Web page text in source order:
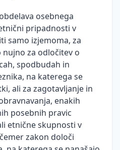
osebnega
pripadnosti v
samo izjemoma, za
za odločitev o
spodbudah in
na katerega se
ali za zagotavljanje in
enakih
posebnih pravic
etnične skupnosti v
zakon določi